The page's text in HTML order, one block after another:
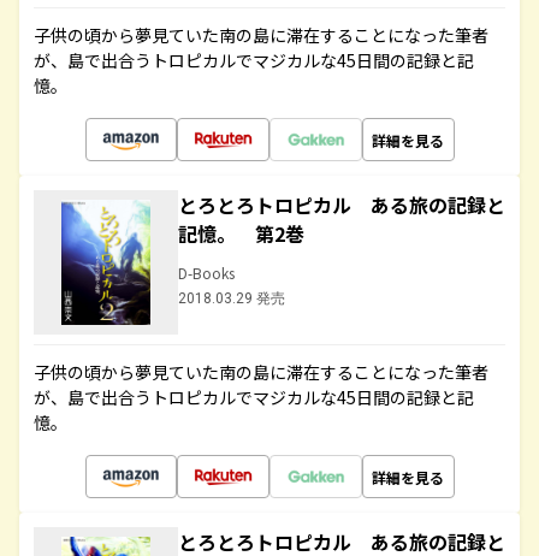
子供の頃から夢見ていた南の島に滞在することになった筆者
が、島で出合うトロピカルでマジカルな45日間の記録と記
憶。
詳細を見る
とろとろトロピカル ある旅の記録と
記憶。 第2巻
D-Books
2018.03.29 発売
子供の頃から夢見ていた南の島に滞在することになった筆者
が、島で出合うトロピカルでマジカルな45日間の記録と記
憶。
詳細を見る
とろとろトロピカル ある旅の記録と